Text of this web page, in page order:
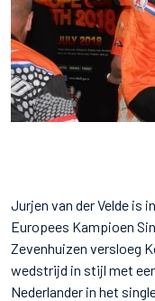
Jurjen van der Velde is
Europees Kampioen
Zevenhuizen versloeg
wedstrijd in stijl met
Nederlander in het